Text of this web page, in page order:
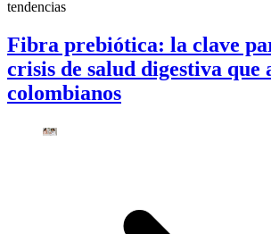
tendencias
Fibra prebiótica: la clave
crisis de salud digestiva que
colombianos